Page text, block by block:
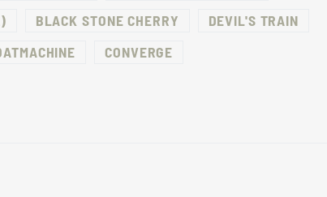
BLACK STONE CHERRY
DEVIL'S TRAIN
CONVERGE